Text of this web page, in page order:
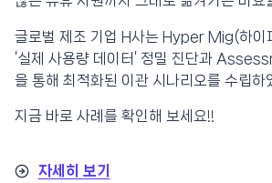
글로벌 제조 기업 H사는 Hyper Mig(하이
‘실제 사용량 데이터’ 정밀 진단과
을 통해 최적화된 이관 시나리오를 수립하
지금 바로 사례를 확인해 보세요!!
자세히 보기